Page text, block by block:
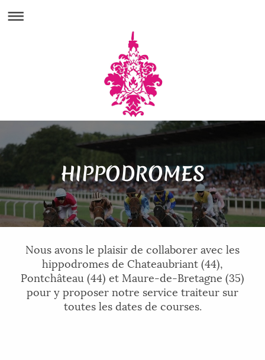
HIPPODROMES
Nous avons le plaisir de collaborer avec les
hippodromes de Chateaubriant (44),
Pontchâteau (44) et Maure-de-Bretagne (35)
pour y proposer notre service traiteur sur
toutes les dates de courses.